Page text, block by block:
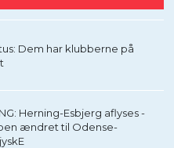
Dem har klubberne på
Herning-Esbjerg aflyses -
ændret til Odense-